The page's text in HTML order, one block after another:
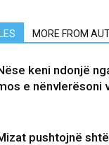
MORE FROM
keni ndonjë
e nënvlerësoni
pushtojnë